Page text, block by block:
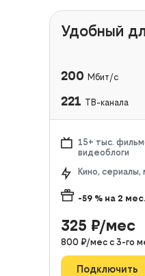
Удобный
200 Мбит/с
221 ТВ-канала
15+ тыс.
видеоблоги
Кино, сериалы,
-59 % на 2 мес.
325 ₽/мес
800 ₽/мес с 3-го
Подключить